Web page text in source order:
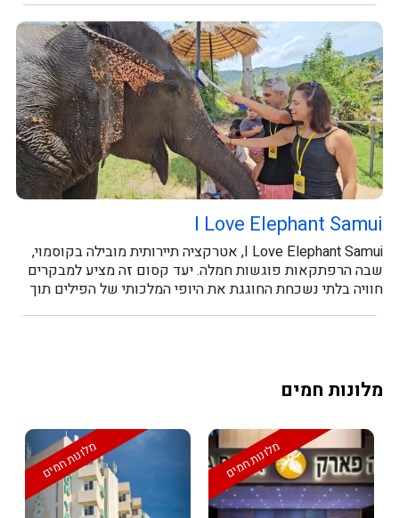
I Love Elephant Samui
I Love Elephant Samui, אטרקציה תיירותית מובילה בקוסמוי,
שבה הרפתקאות פוגשות חמלה. יעד קסום זה מציע למבקרים
חוויה בלתי נשכחת החוגגת את היופי המלכותי של הפילים תוך
מלונות חמים
מלונות חמים מלונות חמים